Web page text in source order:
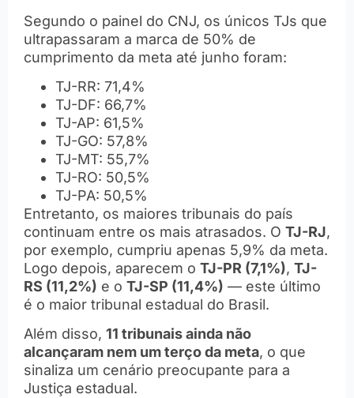
Segundo o painel do CNJ, os únicos TJs que
ultrapassaram a marca de 50% de
cumprimento da meta até junho foram:
TJ-RR: 71,4%
TJ-DF: 66,7%
TJ-AP: 61,5%
TJ-GO: 57,8%
TJ-MT: 55,7%
TJ-RO: 50,5%
TJ-PA: 50,5%
Entretanto, os maiores tribunais do país
continuam entre os mais atrasados. O TJ-RJ,
por exemplo, cumpriu apenas 5,9% da meta.
Logo depois, aparecem o TJ-PR (7,1%), TJ-
RS (11,2%) e o TJ-SP (11,4%) — este último
é o maior tribunal estadual do Brasil.
Além disso, 11 tribunais ainda não
alcançaram nem um terço da meta, o que
sinaliza um cenário preocupante para a
Justiça estadual.